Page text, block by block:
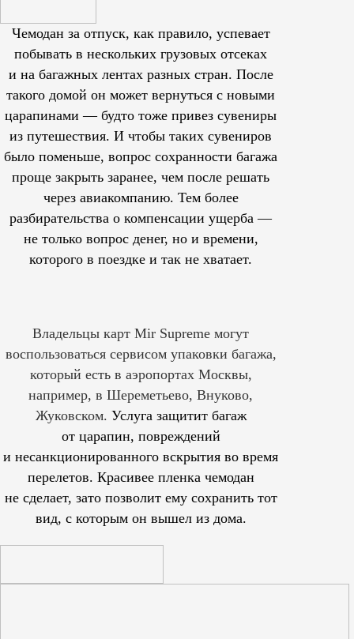
Чемодан за отпуск, как правило, успевает
побывать в нескольких грузовых отсеках
и на багажных лентах разных стран. После
такого домой он может вернуться с новыми
царапинами — будто тоже привез сувениры
из путешествия. И чтобы таких сувениров
было поменьше, вопрос сохранности багажа
проще закрыть заранее, чем после решать
через авиакомпанию. Тем более
разбирательства о компенсации ущерба —
не только вопрос денег, но и времени,
которого в поездке и так не хватает.
Владельцы карт Mir Supreme могут
воспользоваться сервисом упаковки багажа,
который есть в аэропортах Москвы,
например, в Шереметьево, Внуково,
Жуковском. Услуга защитит багаж
от царапин, повреждений
и несанкционированного вскрытия во время
перелетов. Красивее пленка чемодан
не сделает, зато позволит ему сохранить тот
вид, с которым он вышел из дома.